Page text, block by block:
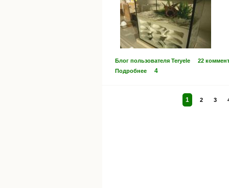
Блог пользователя Teryele
22
Подробнее
4
1 2 3